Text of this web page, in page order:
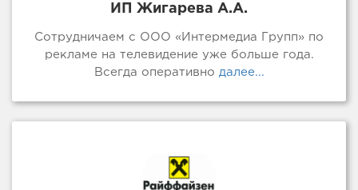
ИП Жигарева А.А.
Сотрудничаем с ООО «Интермедиа Групп» по
рекламе на телевидение уже больше года.
Всегда оперативно далее...